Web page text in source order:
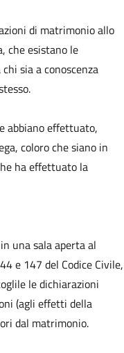
di matrimonio allo
che esistano le
sia a conoscenza
abbiano effettuato,
coloro che siano in
ha effettuato la
una sala aperta al
e 147 del Codice Civile,
le dichiarazioni
(agli effetti della
dal matrimonio.